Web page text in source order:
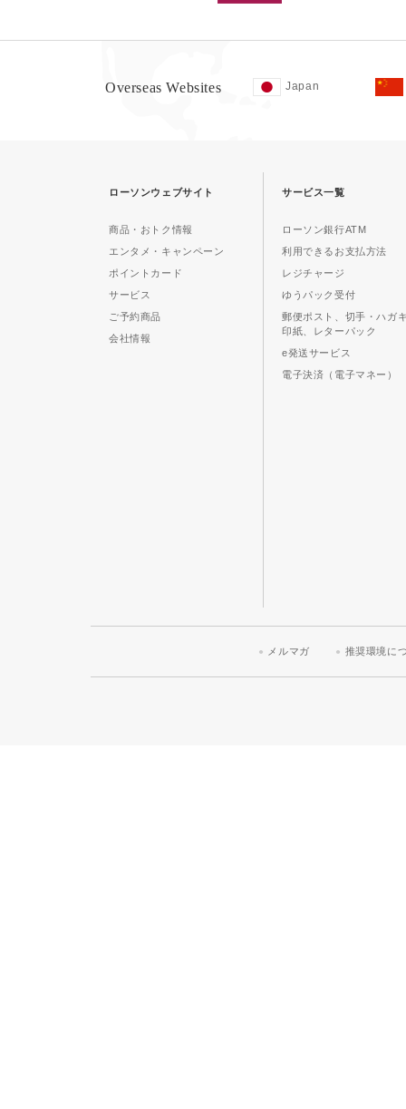
Overseas Websites Japan
ローソンウェブサイト
商品・おトク情報
エンタメ・キャンペーン
ポイントカード
サービス
ご予約商品
会社情報
サービス一覧
ローソン銀行ATM
利用できるお支払方法
レジチャージ
ゆうパック受付
郵便ポスト、切手・ハガ
印紙、レターパック
e発送サービス
電子決済（電子マネー）
メルマガ 推奨環境に